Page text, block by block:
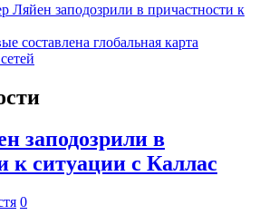
Ляйен заподозрили в причастности к
составлена глобальная карта
заподозрили в
к ситуации с Каллас
0